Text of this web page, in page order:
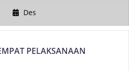
Des
PELAKSANAAN